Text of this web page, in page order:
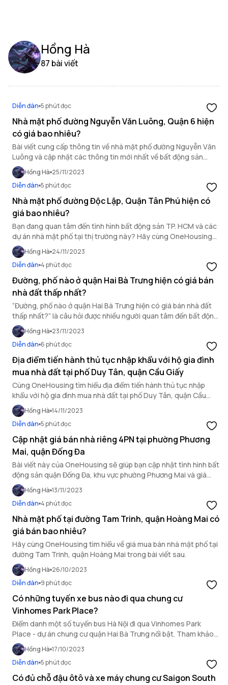
Hồng Hà
87 bài viết
Diễn đàn 5 phút đọc
Nhà mặt phố đường Nguyễn Văn Luông, Quận 6 hiện
có giá bao nhiêu?
Bài viết cung cấp thông tin về nhà mặt phố đường Nguyễn Văn
Luông và cập nhật các thông tin mới nhất về bất động sản
TP.HCM.
Hồng Hà 25/11/2023
Diễn đàn 5 phút đọc
Nhà mặt phố đường Độc Lập, Quận Tân Phú hiện có
giá bao nhiêu?
Bạn đang quan tâm đến tình hình bất động sản TP. HCM và các
dự án nhà mặt phố tại thị trường này? Hãy cùng OneHousing
tìm hiểu và cập nhật giá bán nhà mặt phố đường Độc Lập, Quận
Tân Phú qua bài viết dưới đây.
Hồng Hà 24/11/2023
Diễn đàn 4 phút đọc
Đường, phố nào ở quận Hai Bà Trưng hiện có giá bán
nhà đất thấp nhất?
“Đường, phố nào ở quận Hai Bà Trưng hiện có giá bán nhà đất
thấp nhất?” là câu hỏi được nhiều người quan tâm đến bất động
sản quận Hai Bà Trưng đặt ra. Cùng OneHousing tìm lời giải
đáp trong bài viết này.
Hồng Hà 23/11/2023
Diễn đàn 6 phút đọc
Địa điểm tiến hành thủ tục nhập khẩu với hộ gia đình
mua nhà đất tại phố Duy Tân, quận Cầu Giấy
Cùng OneHousing tìm hiểu địa điểm tiến hành thủ tục nhập
khẩu với hộ gia đình mua nhà đất tại phố Duy Tân, quận Cầu
Giấy trong bài viết dưới đây.
Hồng Hà 14/11/2023
Diễn đàn 5 phút đọc
Cập nhật giá bán nhà riêng 4PN tại phường Phương
Mai, quận Đống Đa
Bài viết này của OneHousing sẽ giúp bạn cập nhật tình hình bất
động sản quận Đống Đa, khu vực phường Phương Mai và giá
mua bán nhà riêng 4PN tại khu vực này.
Hồng Hà 13/11/2023
Diễn đàn 4 phút đọc
Nhà mặt phố tại đường Tam Trinh, quận Hoàng Mai có
giá bán bao nhiêu?
Hãy cùng OneHousing tìm hiểu về giá mua bán nhà mặt phố tại
đường Tam Trinh, quận Hoàng Mai trong bài viết sau.
Hồng Hà 26/10/2023
Diễn đàn 9 phút đọc
Có những tuyến xe bus nào đi qua chung cư
Vinhomes Park Place?
Điểm danh một số tuyến bus Hà Nội đi qua Vinhomes Park
Place - dự án chung cư quận Hai Bà Trưng nổi bật. Tham khảo
ngay sau đây!
Hồng Hà 17/10/2023
Diễn đàn 5 phút đọc
Có đủ chỗ đậu ôtô và xe máy chung cư Saigon South